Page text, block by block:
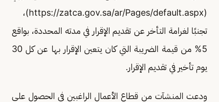
(https://zatca.gov.sa/ar/Pages/default.aspx)،
تجنبًا لغرامة التأخر عن تقديم الإقرار في مدته المحددة، بواقع
5% من قيمة الضريبة التي كان يتعين الإقرار بها عن كل 30
يوم تأخير في تقديم الإقرار.
ودعت المنشآت من قطاع الأعمال الراغبين في الحصول على